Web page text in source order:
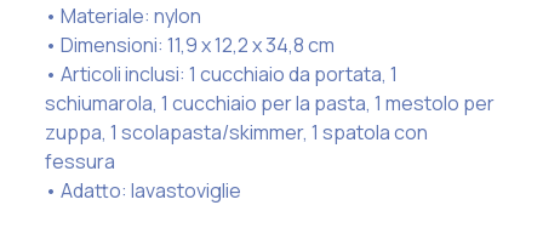
• Materiale: nylon
• Dimensioni: 11,9 x 12,2 x 34,8 cm
• Articoli inclusi: 1 cucchiaio da portata, 1
schiumarola, 1 cucchiaio per la pasta, 1 mestolo per
zuppa, 1 scolapasta/skimmer, 1 spatola con
fessura
• Adatto: lavastoviglie